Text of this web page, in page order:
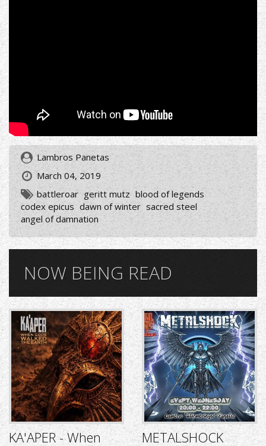
Lambros Panetas
March 04, 2019
battleroar geritt mutz blood of legends
codex epicus dawn of winter sacred steel
angel of damnation
NOW BEING READ
KA'APER - When
METALSHOCK